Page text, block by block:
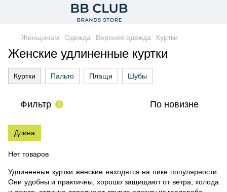
Женщинам Одежда Верхняя одежда Куртки
Женские удлиненные куртки
Куртки Пальто Плащи Шубы
Фильтр 1 По новизне
Длина
Нет товаров
Удлиненные куртки женские находятся на пике популярности.
Они удобны и практичны, хорошо защищают от ветра, холода